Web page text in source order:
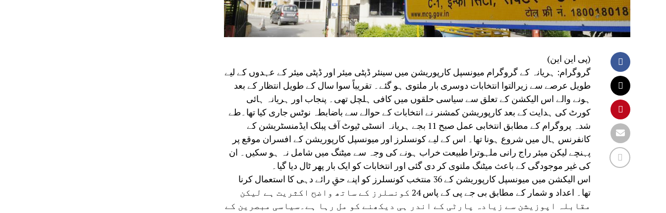
(پی این این)
گروگرام: ہریانہ کے گروگرام میونسپل کارپوریشن میں سینئر ڈپٹی میئر اور ڈپٹی میئر کے عہدوں کے لیے
طویل عرصے سے زیرالتوا انتخابات دوسری بار ملتوی ہو گئے۔ تقریباً سوا سال کے طویل انتظار کے بعد
ہونے والے اس الیکشن کے تعلق سے سیاسی حلقوں میں کافی ہلچل تھی۔ پنجاب اور ہریانہ ہائی
کورٹ کی ہدایت کے بعد کارپوریشن کمشنر نے انتخابات کے حوالے سے باضابطہ نوٹس جاری کیا تھا۔طے
شدہ پروگرام کے مطابق انتخابی عمل صبح 11 بجے ہریانہ انسٹی ٹیوٹ آف پبلک ایڈمنسٹریشن کے
کانفرنس ہال میں شروع ہونا تھا۔ اس کے لیے کونسلرز اور میونسپل کارپوریشن کے افسران موقع پر
پہنچے لیکن میئر راج رانی ملہوترا طبیعت خراب ہونے کی وجہ سے میٹنگ میں شامل نہ ہو سکیں۔ ان
کی غیر موجودگی کے باعث میٹنگ ملتوی کر دی گئی اور انتخابات کو ایک بار پھر ٹال دیا گیا۔
اس الیکشن میں میونسپل کارپوریشن کے 36 منتخب کونسلرز کو اپنے حقِ رائے دہی کا استعمال کرنا
تھا۔ اعداد و شمار کے مطابق بی جے پی کے پاس 24 کونسلرز کے ساتھ واضح اکثریت ہے لیکن
مقابلہ اپوزیشن سے زیادہ پارٹی کے اندر ہی دیکھنے کو مل رہا ہے۔سیاسی مبصرین کے